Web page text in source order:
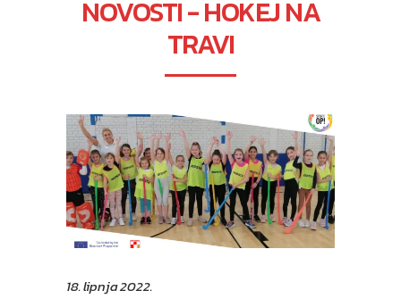
NOVOSTI - HOKEJ NA
TRAVI
18. lipnja 2022.